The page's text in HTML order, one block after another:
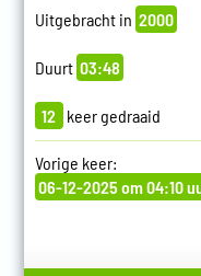
Uitgebracht in 2000
Duurt 03:48
12 keer gedraaid
Vorige keer:
06-12-2025 om 04:10